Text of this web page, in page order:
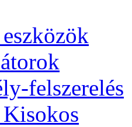
felszerelés